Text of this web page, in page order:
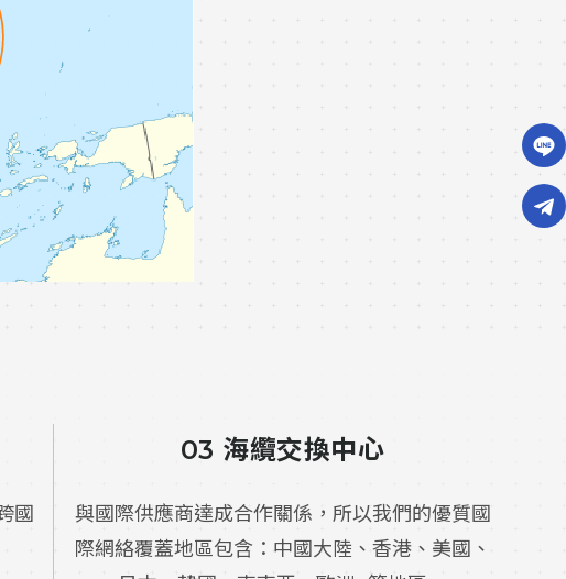
國
03 海纜交換中心
與國際供應商達成合作關係，所以我們的優質國
際網絡覆蓋地區包含：中國大陸、香港、美國、